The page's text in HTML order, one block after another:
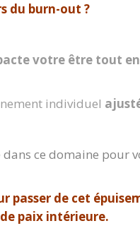
du burn-out ?
votre être tout
individuel
ce domaine pour
passer de cet
paix intérieure.